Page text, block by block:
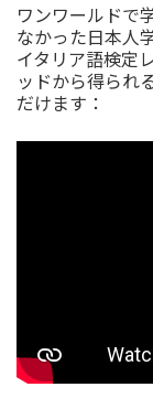
ワンワールドで
なかった日本人
イタリア語検定
ッドから得られ
だけます：